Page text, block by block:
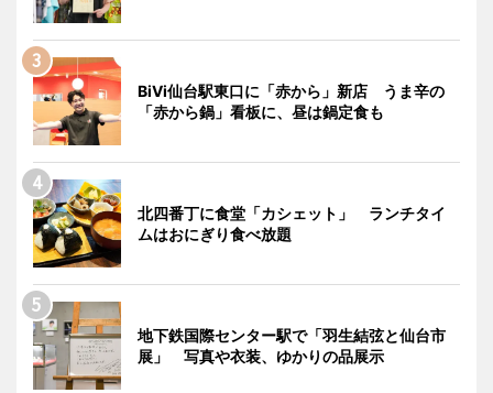
BiVi仙台駅東口に「赤から」新店 うま辛の
「赤から鍋」看板に、昼は鍋定食も
北四番丁に食堂「カシェット」 ランチタイ
ムはおにぎり食べ放題
地下鉄国際センター駅で「羽生結弦と仙台市
展」 写真や衣装、ゆかりの品展示